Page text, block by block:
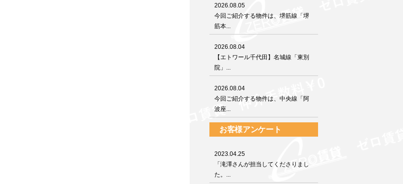
2026.08.05
今回ご紹介する物件は、堺筋線「堺
筋本...
2026.08.04
【エトワール千代田】名城線「東別
院」...
2026.08.04
今回ご紹介する物件は、中央線「阿
波座...
お客様アンケート
2023.04.25
「滝澤さんが担当してくださりまし
た。...